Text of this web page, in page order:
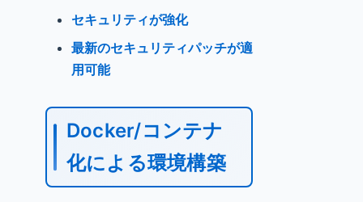
セキュリティが強化
最新のセキュリティパッチが適
用可能
Docker/コンテナ
化による環境構築